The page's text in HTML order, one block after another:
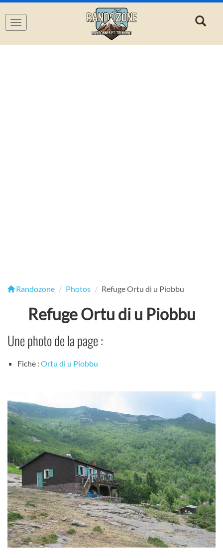
Navigation
Randozone Photos Refuge Ortu di u Piobbu
Refuge Ortu di u Piobbu
Une photo de la page :
Fiche : Ortu di u Piobbu